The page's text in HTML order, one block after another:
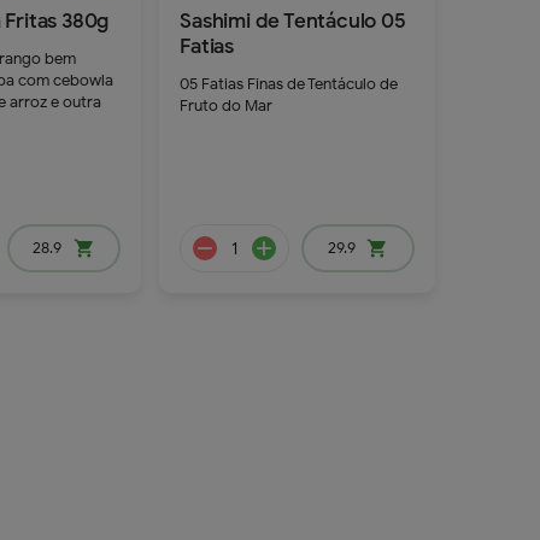
remove
Fritas 380g
bem
com cebowla
arroz e outra
28.9 shopping_cart
Sashimi de Tentáculo 05
Fatias
05 Fatias Finas de Tentáculo de
Fruto do Mar
29.9 shopping_cart